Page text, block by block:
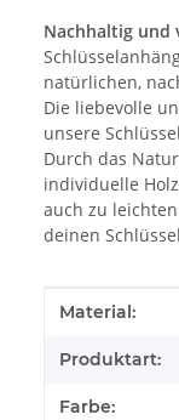
Nachhaltig und
natürlichen,
Die liebevolle
unsere
Durch das
individuelle
auch zu
deinen
Wert
Material:
Produktart:
Farbe: